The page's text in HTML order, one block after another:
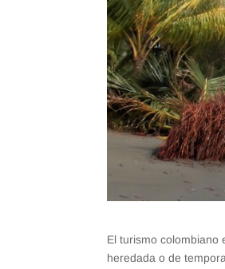
El turismo colombiano
heredada o de